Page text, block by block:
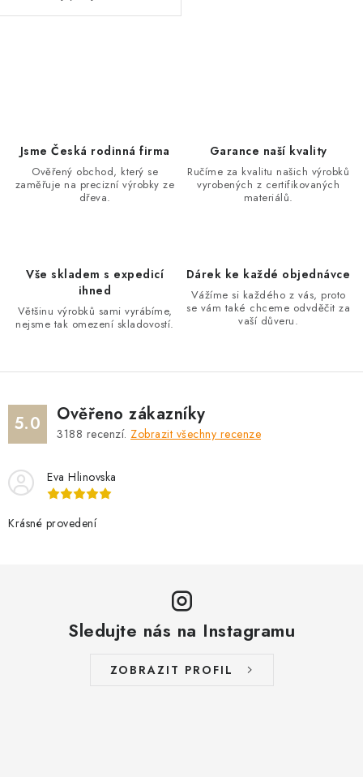
c
y
p
i
s
u
Jsme Česká rodinná firma
Ověřený obchod, který se
zaměřuje na precizní výrobky ze
dřeva.
Garance naší kvality
Ručíme za kvalitu našich výrobků
vyrobených z certifikovaných
materiálů.
Vše skladem s expedicí
ihned
Většinu výrobků sami vyrábíme,
nejsme tak omezení skladovostí.
Dárek ke každé objednávce
Vážíme si každého z vás, proto
se vám také chceme odvděčit za
vaší důveru.
5.0 Ověřeno zákazníky
3188 recenzí. Zobrazit všechny recenze
Eva Hlinovska
Krásné provedení
Sledujte nás na Instagramu
ZOBRAZIT PROFIL